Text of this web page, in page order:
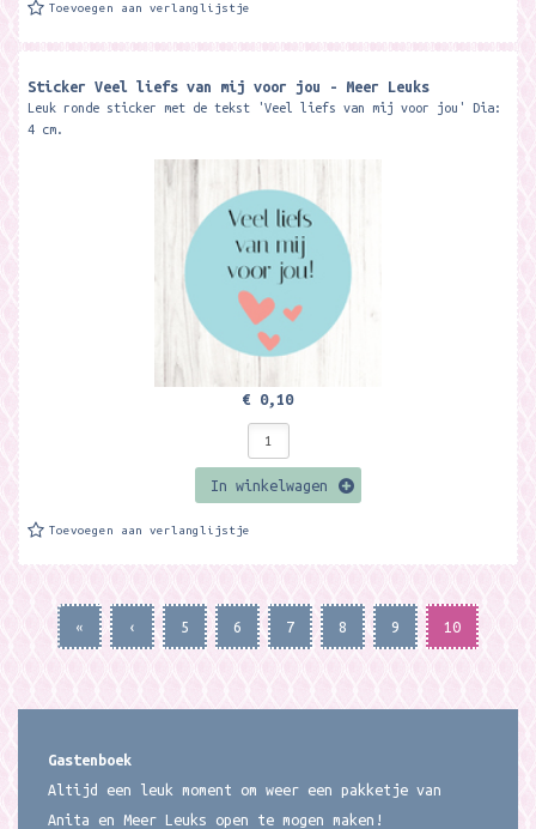
Toevoegen aan verlanglijstje
Sticker Veel liefs van mij voor jou - Meer Leuks
Leuk ronde sticker met de tekst 'Veel liefs van mij voor jou' Dia:
4 cm.
€ 0,10
In winkelwagen
Toevoegen aan verlanglijstje
« ‹ 5 6 7 8 9 10
Gastenboek
Altijd een leuk moment om weer een pakketje van
Anita en Meer Leuks open te mogen maken!